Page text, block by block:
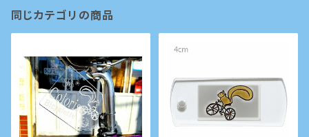
同じカテゴリの商品